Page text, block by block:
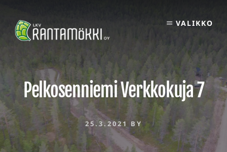
content
VALIKKO
Pelkosenniemi Verkkokuja 7
25.3.2021 BY